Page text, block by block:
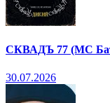
СКВАДЪ 77 (МС
30.07.2026